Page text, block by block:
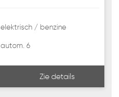
elektrisch / benzine
autom. 6
Zie details